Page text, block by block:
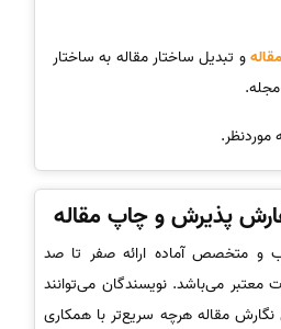
و تبدیل ساختار مقاله به ساختار
موردنظر.
پذیرش و چاپ مقاله
و متخصص آماده ارائه صفر تا صد
می‌باشد. نویسندگان می‌توانند
نگارش مقاله هرچه سریع‌تر با همکاری